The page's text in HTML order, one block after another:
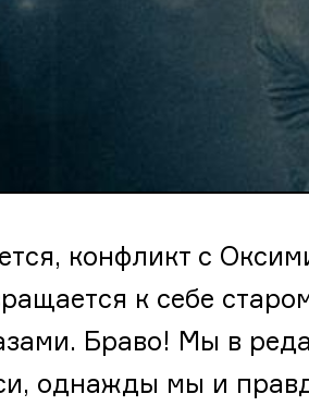
конфликт с
к себе
Браво! Мы в
однажды мы и